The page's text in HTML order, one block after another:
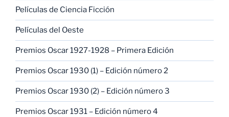
Películas de Ciencia Ficción
Películas del Oeste
Premios Oscar 1927-1928 – Primera Edición
Premios Oscar 1930 (1) – Edición número 2
Premios Oscar 1930 (2) – Edición número 3
Premios Oscar 1931 – Edición número 4